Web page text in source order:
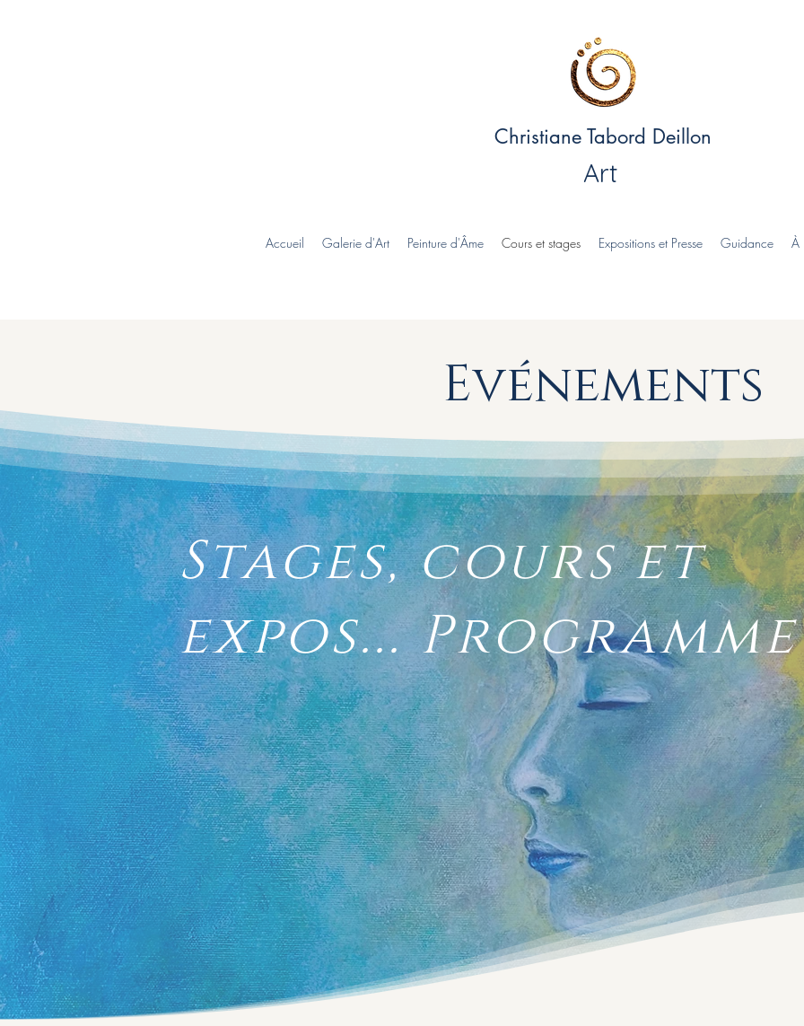
Christiane Tabord Deillon
Art
Accueil Galerie d'Art Peinture d'Âme Cours et stages Expositions et Presse Guidance À
​Evénements
Stages, cours et
expos...